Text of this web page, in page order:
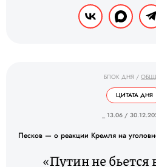
БЛОК ДНЯ /
ЦИТАТА ДНЯ
_ 13.06 /
Песков — о реакции Кремля на
«Путин не бьется